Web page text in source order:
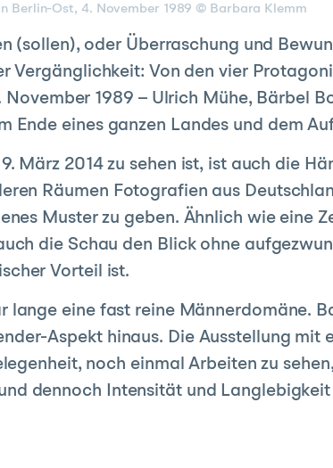
Berlin-Ost, 4. November 1989 © Barbara Klemm
(sollen), oder Überraschung und
Vergänglichkeit: Von den vier
1989 – Ulrich Mühe, Bärbel
eines ganzen Landes und dem
März 2014 zu sehen ist, ist auch die
Räumen Fotografien aus
Muster zu geben. Ähnlich wie eine
die Schau den Blick ohne
Vorteil ist.
eine fast reine Männerdomäne.
Aspekt hinaus. Die Ausstellung mit
noch einmal Arbeiten zu
dennoch Intensität und